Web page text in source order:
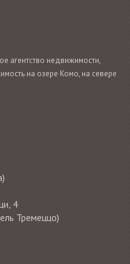
агентство недвижимости,
на озере Комо, на севере
4
Тремеццо)